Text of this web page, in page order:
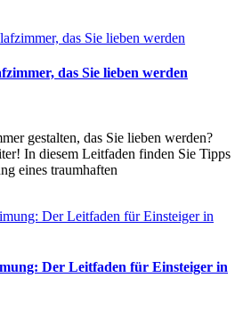
das Sie lieben werden
gestalten, das Sie lieben werden?
In diesem Leitfaden finden Sie Tipps
eines traumhaften
Der Leitfaden für Einsteiger in